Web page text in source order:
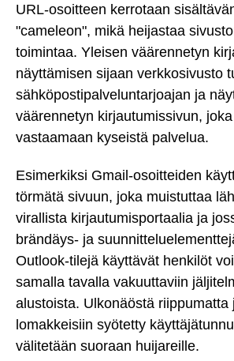
URL-osoitteen kerrotaan
"cameleon", mikä heijastaa
toimintaa. Yleisen väärennetyn
näyttämisen sijaan verkkosivusto
sähköpostipalveluntarjoajan ja
väärennetyn kirjautumissivun,
vastaamaan kyseistä palvelua.
Esimerkiksi Gmail-osoitteiden
törmätä sivuun, joka muistuttaa
virallista kirjautumisportaalia ja
brändäys- ja
Outlook-tilejä käyttävät henkilöt
samalla tavalla vakuuttaviin
alustoista. Ulkonäöstä riippumatta
lomakkeisiin syötetty
välitetään suoraan huijareille.